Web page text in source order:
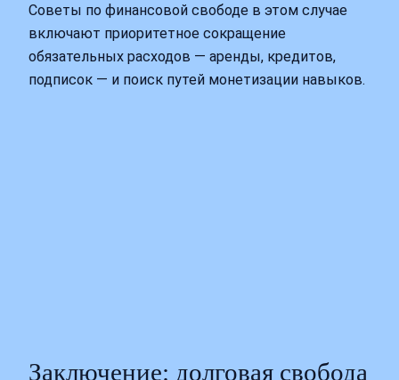
Советы по финансовой свободе в этом случае
включают приоритетное сокращение
обязательных расходов — аренды, кредитов,
подписок — и поиск путей монетизации навыков.
Заключение: долговая свобода